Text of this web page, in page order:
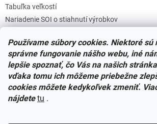
Používame súbory cookies. Niektoré sú
správne fungovanie nášho webu, iné
lepšie spoznať, čo Vás na našich
vďaka tomu ich môžeme priebežne
cookies môžete kedykoľvek zmeniť.
nájdete tu .
Tabuľka veľkostí
Nariadenie SOI o stiahnutí výrobkov
Zásady súborov COOKIES
Facebook